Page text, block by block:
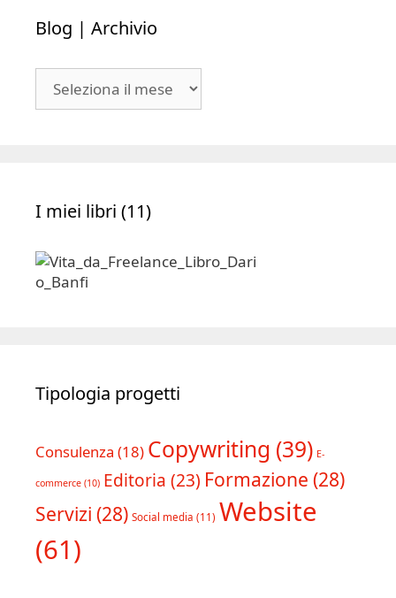
Blog | Archivio
I miei libri (11)
Tipologia progetti
Consulenza (18) Copywriting (39) E-
commerce (10) Editoria (23) Formazione (28)
Servizi (28) Social media (11) Website
(61)